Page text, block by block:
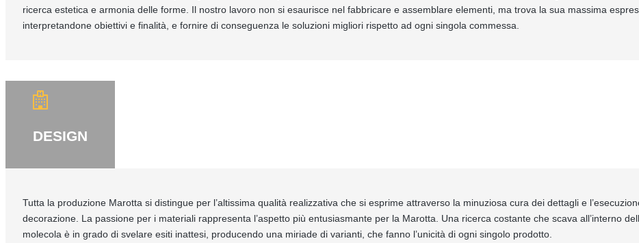
ricerca estetica e armonia delle forme. Il nostro lavoro non si esaurisce nel fabbricare e assemblare elementi, ma trova la sua massima
interpretandone obiettivi e finalità, e fornire di conseguenza le soluzioni migliori rispetto ad ogni singola commessa.
DESIGN
Tutta la produzione Marotta si distingue per l’altissima qualità realizzativa che si esprime attraverso la minuziosa cura dei dettagli e
decorazione. La passione per i materiali rappresenta l’aspetto più entusiasmante per la Marotta. Una ricerca costante che scava all’interno
molecola è in grado di svelare esiti inattesi, producendo una miriade di varianti, che fanno l’unicità di ogni singolo prodotto.